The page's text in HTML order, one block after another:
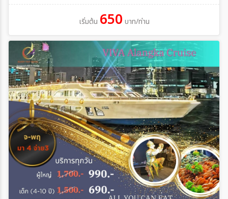
เริ่มต้น 650 บาท/ท่าน